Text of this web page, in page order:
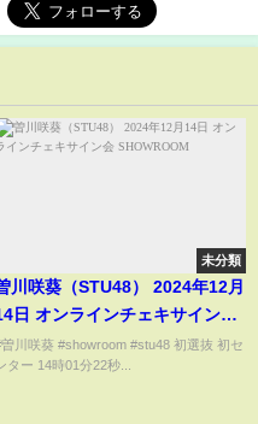
未分類
川咲葵（STU48） 2024年12月
日 オンラインチェキサイン会
川咲葵 #showroom #stu48 初選抜 初セ
ター 14時01分22秒...